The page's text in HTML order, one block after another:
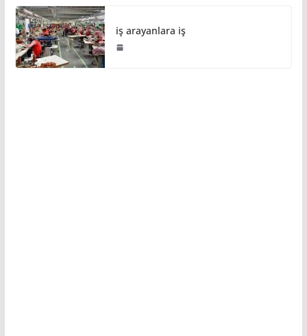
iş arayanlara iş